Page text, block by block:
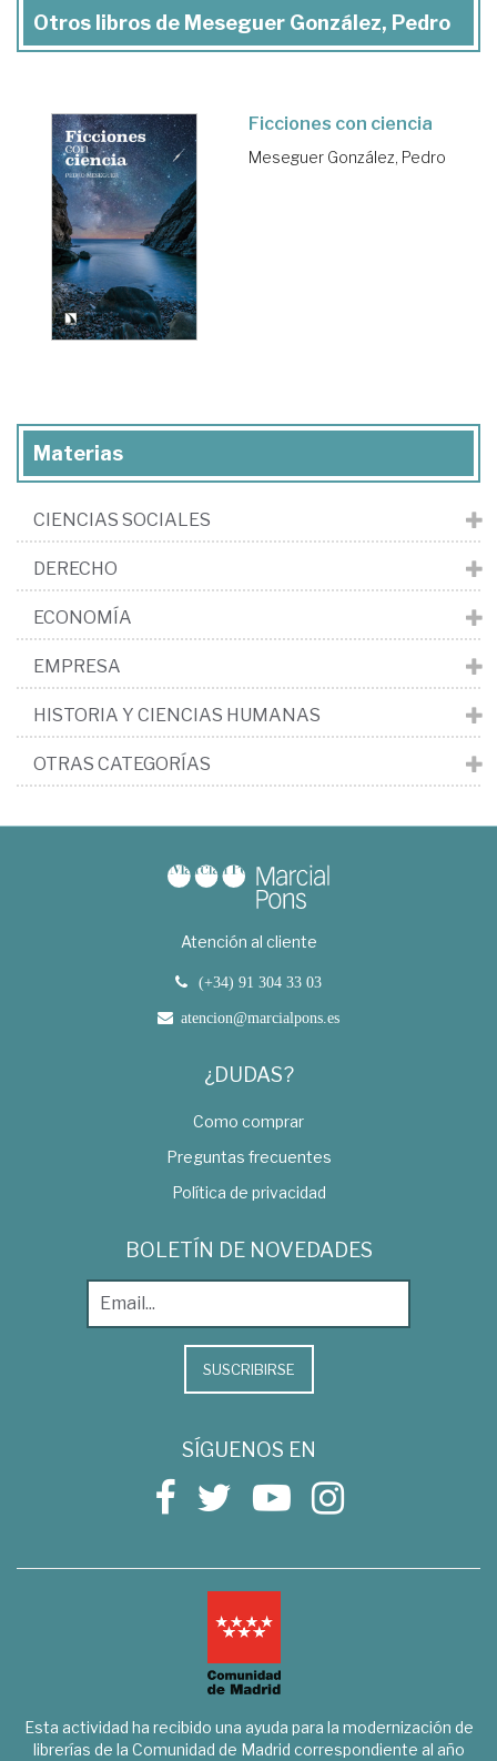
Otros libros de Meseguer González, Pedro
Ficciones con ciencia
Meseguer González, Pedro
Materias
CIENCIAS SOCIALES
DERECHO
ECONOMÍA
EMPRESA
HISTORIA Y CIENCIAS HUMANAS
OTRAS CATEGORÍAS
Atención al cliente
(+34) 91 304 33 03
atencion@marcialpons.es
¿DUDAS?
Como comprar
Preguntas frecuentes
Política de privacidad
BOLETÍN DE NOVEDADES
SUSCRIBIRSE
SÍGUENOS EN
Esta actividad ha recibido una ayuda para la modernización de
librerías de la Comunidad de Madrid correspondiente al año